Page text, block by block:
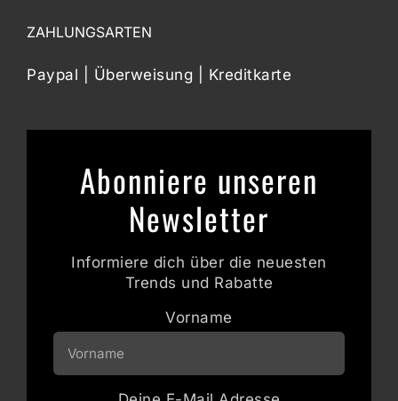
ZAHLUNGSARTEN
Paypal | Überweisung | Kreditkarte
Abonniere unseren
Newsletter
Informiere dich über die neuesten
Trends und Rabatte
Vorname